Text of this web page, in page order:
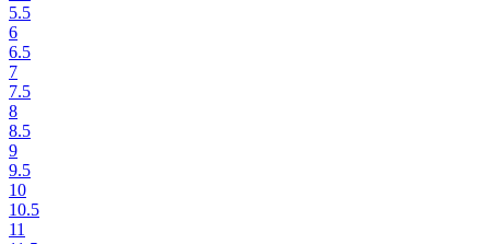
5.5
6
6.5
7
7.5
8
8.5
9
9.5
10
10.5
11